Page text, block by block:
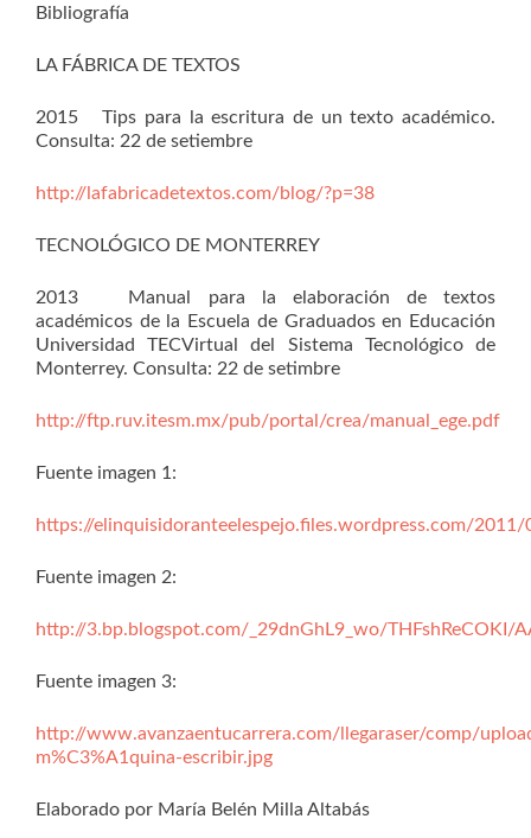
Bibliografía
LA FÁBRICA DE TEXTOS
2015 Tips para la escritura de un texto académico.
Consulta: 22 de setiembre
http://lafabricadetextos.com/blog/?p=38
TECNOLÓGICO DE MONTERREY
2013 Manual para la elaboración de textos
académicos de la Escuela de Graduados en Educación
Universidad TECVirtual del Sistema Tecnológico de
Monterrey. Consulta: 22 de setimbre
http://ftp.ruv.itesm.mx/pub/portal/crea/manual_ege.pdf
Fuente imagen 1:
https://elinquisidoranteelespejo.files.wordpress.com/
Fuente imagen 2:
http://3.bp.blogspot.com/_29dnGhL9_wo/
Fuente imagen 3:
http://www.avanzaentucarrera.com/llegaraser/comp/
m%C3%A1quina-escribir.jpg
Elaborado por María Belén Milla Altabás